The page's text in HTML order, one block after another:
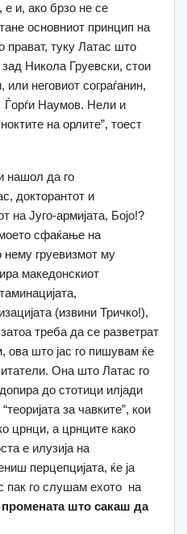
и, ако брзо не се
основниот принцип на
туку Латас што
Никола Груевски, стои
неговиот сограѓанин,
Наумов. Нели и
на орлите”, тоест
нашол да го
докторантот и
на Југо-армијата, Бојо!?
сфаќање на
груевизмот му
македонскиот
(извини Тричко!),
треба да се разветрат
ова што јас го пишувам ќе
Она што Латас го
до стотици илјади
за чавките”, кои
црнци, а црнците како
е илузија на
перцепцијата, ќе ја
пак го слушам ехото на
што сакаш да